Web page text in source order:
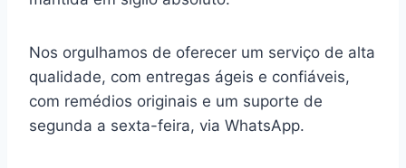
Nos orgulhamos de oferecer um serviço de alta
qualidade, com entregas ágeis e confiáveis,
com remédios originais e um suporte de
segunda a sexta-feira, via WhatsApp.